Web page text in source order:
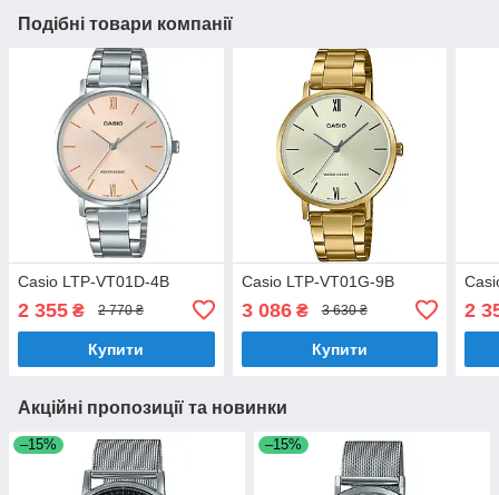
Подібні товари компанії
Casio LTP-VT01D-4B
2 355 ₴ 2 770 ₴
Купити
Casio LTP-VT01G-9B
3 086₴ 3 630 ₴
Купити
2
Акційні пропозиції та новинки
–15% –15%